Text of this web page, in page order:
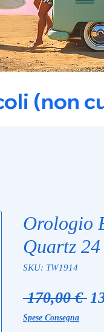
(non
Orologio
Quartz
SKU: TW1914
170,00 €
Spese Consegna